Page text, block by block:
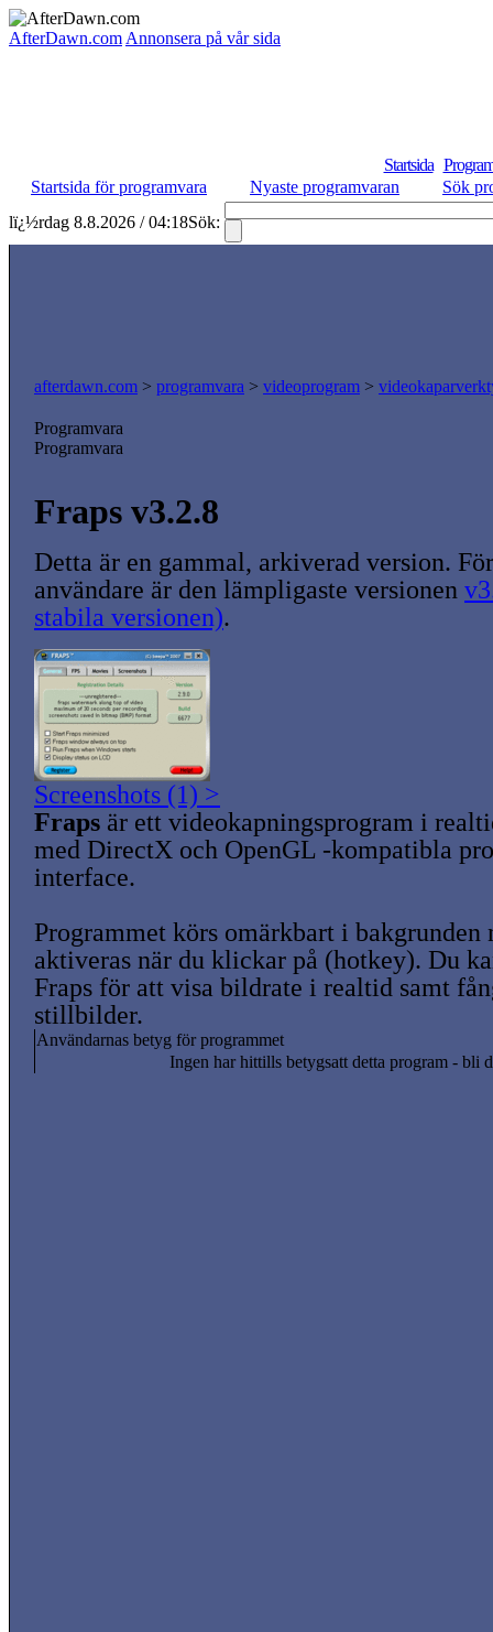
AfterDawn.com Annonsera på vår sida
Startsida
Startsida för programvara
Nyaste programvaran
Sök
lï¿½rdag 8.8.2026 / 04:18Sök:
afterdawn.com > programvara > videoprogram >
Programvara
Programvara
Fraps v3.2.8
Detta är en gammal, arkiverad version.
användare är den lämpligaste versionen
stabila versionen).
Screenshots (1) >
Fraps är ett videokapningsprogram i
med DirectX och OpenGL -kompatibla
interface.
Programmet körs omärkbart i bakgrunden
aktiveras när du klickar på (hotkey). Du
Fraps för att visa bildrate i realtid samt
stillbilder.
Användarnas betyg för programmet
Ingen har hittills betygsatt detta program - bli